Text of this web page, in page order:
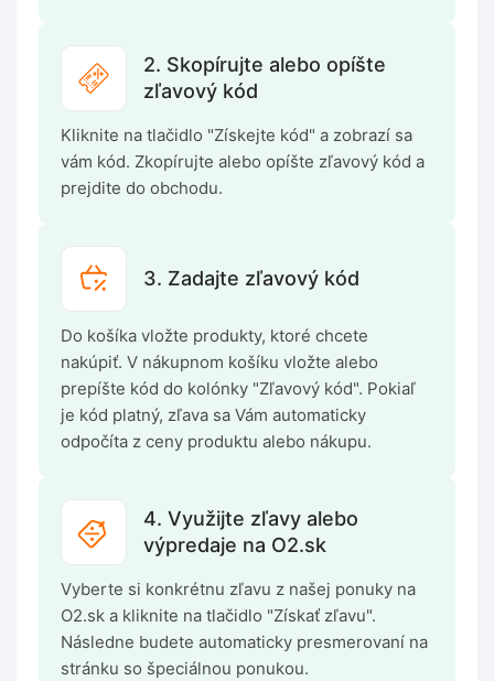
2. Skopírujte alebo opíšte
zľavový kód
Kliknite na tlačidlo "Získejte kód" a zobrazí sa
vám kód. Zkopírujte alebo opíšte zľavový kód a
prejdite do obchodu.
3. Zadajte zľavový kód
Do košíka vložte produkty, ktoré chcete
nakúpiť. V nákupnom košíku vložte alebo
prepíšte kód do kolónky "Zľavový kód". Pokiaľ
je kód platný, zľava sa Vám automaticky
odpočíta z ceny produktu alebo nákupu.
4. Využijte zľavy alebo
výpredaje na O2.sk
Vyberte si konkrétnu zľavu z našej ponuky na
O2.sk a kliknite na tlačidlo "Získať zľavu".
Následne budete automaticky presmerovaní na
stránku so špeciálnou ponukou.